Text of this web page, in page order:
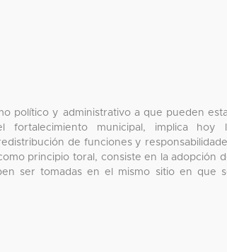
político y administrativo a que pueden
fortalecimiento municipal, implica hoy
de funciones y
principio toral, consiste en la adopción
ser tomadas en el mismo sitio en que